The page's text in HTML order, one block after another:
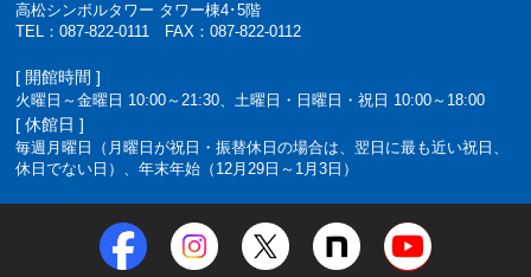
高松シンボルタワー タワー棟4･5階
TEL：087-822-0111 FAX：087-822-0112
[ 開館時間 ]
火曜日～金曜日 10:00～21:30、土曜日・日曜日・祝日 10:00～18:00
[ 休館日 ]
毎週月曜日（月曜日が祝日・振替休日の場合は、翌日に最も近い祝日、
休日でない日）、年末年始（12月29日～1月3日）